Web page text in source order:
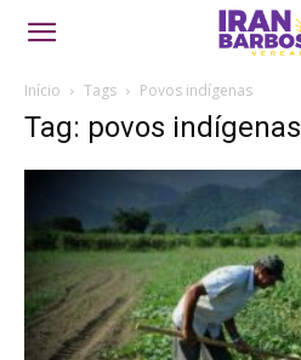
Início Tags Povos indígenas
Tag: povos indígenas